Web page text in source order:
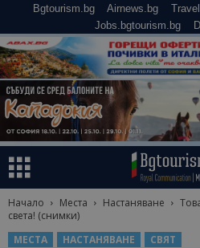
Bgtourism.bg Airnews.bg
Jobs.bgtourism.bg
Начало Места Настаняване
света! (снимки)
МЕСТА
НАСТАНЯВАНЕ СВЯТ